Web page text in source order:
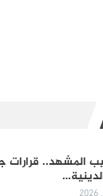
المشهد.. قرارات